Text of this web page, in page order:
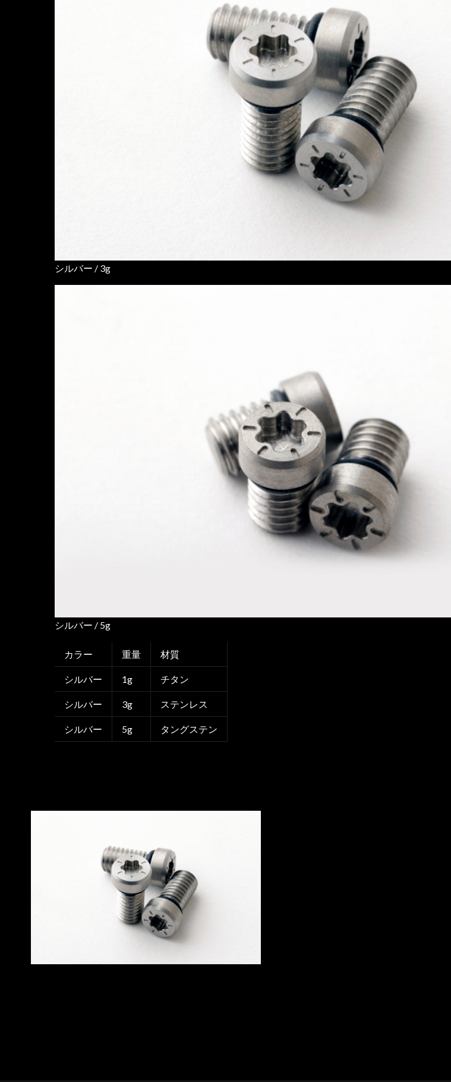
シルバー / 3g
シルバー / 5g
カラー 重量 材質
シルバー 1g チタン
シルバー 3g ステンレス
シルバー 5g タングステン